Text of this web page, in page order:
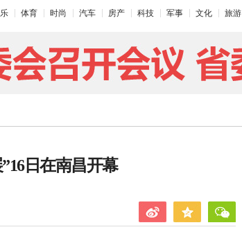
体育 时尚 汽车 房产 科技 军事 文化 旅游
日在南昌开幕